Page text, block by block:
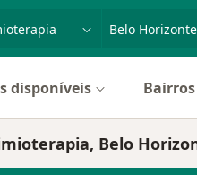
ou nome
disponíveis Bairros
Belo